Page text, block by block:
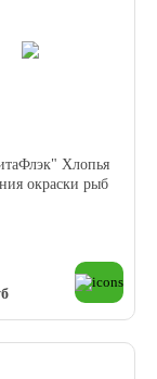
Хлопья
окраски рыб